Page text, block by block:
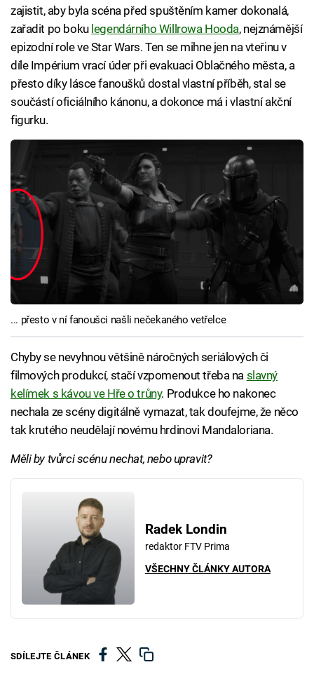
zajistit, aby byla scéna před spuštěním kamer dokonalá,
zařadit po boku legendárního Willrowa Hooda, nejznámější
epizodní role ve Star Wars. Ten se mihne jen na vteřinu v
díle Impérium vrací úder při evakuaci Oblačného města, a
přesto díky lásce fanoušků dostal vlastní příběh, stal se
součástí oficiálního kánonu, a dokonce má i vlastní akční
figurku.
... přesto v ní fanoušci našli nečekaného vetřelce
Chyby se nevyhnou většině náročných seriálových či
filmových produkcí, stačí vzpomenout třeba na slavný
kelímek s kávou ve Hře o trůny. Produkce ho nakonec
nechala ze scény digitálně vymazat, tak doufejme, že něco
tak krutého neudělají novému hrdinovi Mandaloriana.
Měli by tvůrci scénu nechat, nebo upravit?
Radek Londin
redaktor FTV Prima
VŠECHNY ČLÁNKY AUTORA
SDÍLEJTE ČLÁNEK